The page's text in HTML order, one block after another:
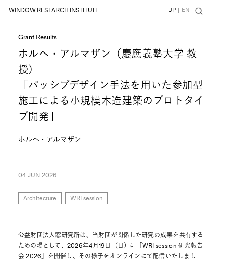
WINDOW RESEARCH INSTITUTE JP | EN
Grant Results
ホルヘ・アルマザン（慶應義塾大学 教
授）
「パッシブデザイン手法を用いた参加型
施工による小規模木造建築のプロトタイ
プ開発」
ホルヘ・アルマザン
04 JUN 2026
Architecture WRI session
公益財団法人窓研究所は、当財団が関係した研究の成果を共有する
ための場として、2026年4月19日（日）に「WRI session 研究報告
会 2026」を開催し、その様子をオンラインにて配信いたしまし